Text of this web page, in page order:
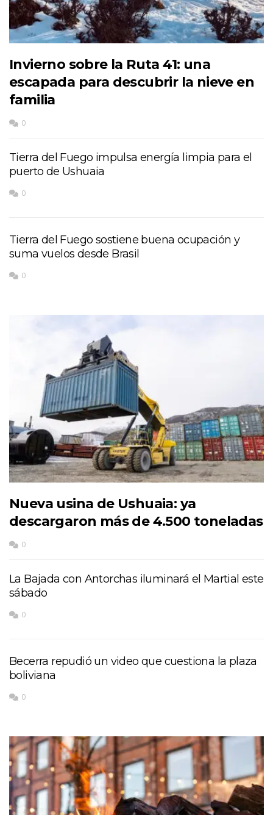
Invierno sobre la Ruta 41: una
escapada para descubrir la nieve en
familia
0
Tierra del Fuego impulsa energía limpia para el
puerto de Ushuaia
0
Tierra del Fuego sostiene buena ocupación y
suma vuelos desde Brasil
0
Nueva usina de Ushuaia: ya
descargaron más de 4.500 toneladas
0
La Bajada con Antorchas iluminará el Martial este
sábado
0
Becerra repudió un video que cuestiona la plaza
boliviana
0